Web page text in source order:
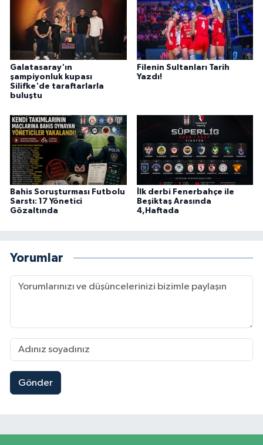
Galatasaray'ın
şampiyonluk kupası
Silifke'de taraftarlarla
buluştu
Filenin Sultanları Tarih
Yazdı!
Bahis Soruşturması Futbolu
Sarstı: 17 Yönetici
Gözaltında
İlk derbi Fenerbahçe ile
Beşiktaş Arasında
4,Haftada
Yorumlar
Gönder